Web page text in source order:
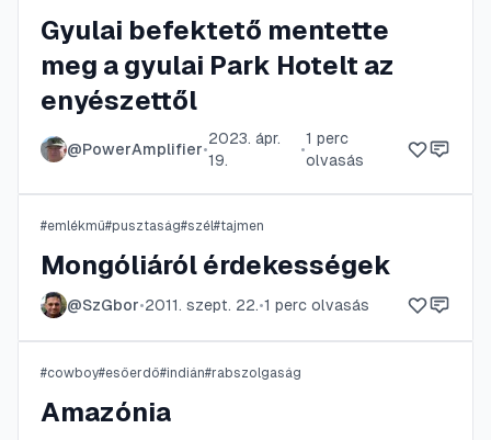
Gyulai befektető mentette
meg a gyulai Park Hotelt az
enyészettől
@PowerAmplifier•
2023. ápr.
19.
•
1 perc
olvasás
#emlékmű#pusztaság#szél#tajmen
Mongóliáról érdekességek
@SzGbor•2011. szept. 22.•1 perc olvasás
#cowboy#esőerdő#indián#rabszolgaság
Amazónia